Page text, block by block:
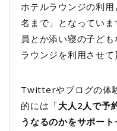
ホテルラウンジの利
名まで」となってい
員とか添い寝の子ど
ラウンジを利用させて
Twitterやブログの体
的には「大人2人で予
うなるのかをサポー